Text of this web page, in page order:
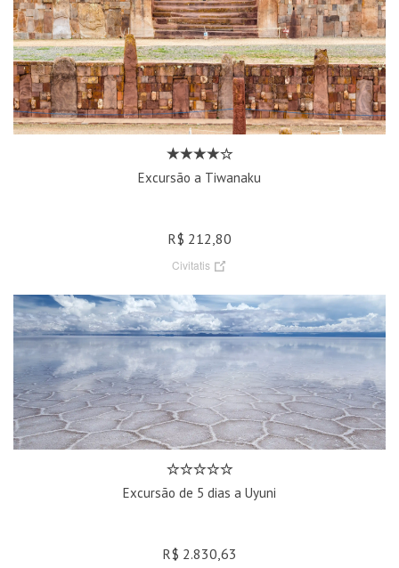
Excursão a Tiwanaku
R$ 212,80
Civitatis
Excursão de 5 dias a Uyuni
R$ 2.830,63